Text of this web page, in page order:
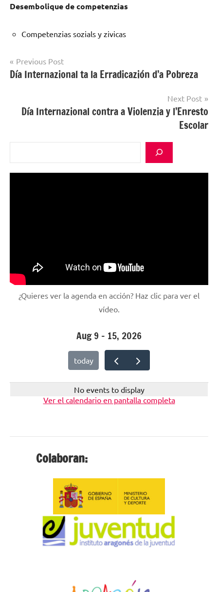
Desembolique de competenzias
Competenzias sozials y zivicas
Uncategorized
Post
navigation
Previous Post
Día Internazional ta la Erradicazión d’a Pobreza
Next Post
Día Internazional contra a Violenzia y l’Enresto
Escolar
¿Quieres ver la agenda en acción? Haz clic para ver el
vídeo.
Aug 9 – 15, 2026
today
No events to display
Ver el calendario en pantalla completa
Colaboran: